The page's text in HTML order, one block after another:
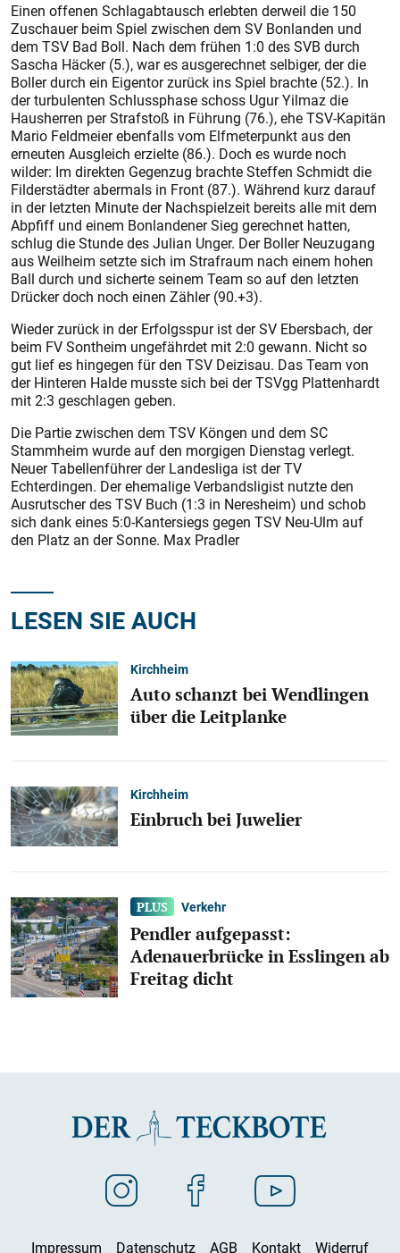
Einen offenen Schlagabtausch erlebten derweil die 150
Zuschauer beim Spiel zwischen dem SV Bonlanden und
dem TSV Bad Boll. Nach dem frühen 1:0 des SVB durch
Sascha Häcker (5.), war es ausgerechnet selbiger, der die
Boller durch ein Eigentor zurück ins Spiel brachte (52.). In
der turbulenten Schlussphase schoss Ugur Yilmaz die
Hausherren per Strafstoß in Führung (76.), ehe TSV-Kapitän
Mario Feldmeier ebenfalls vom Elfmeterpunkt aus den
erneuten Ausgleich erzielte (86.). Doch es wurde noch
wilder: Im direkten Gegenzug brachte Steffen Schmidt die
Filderstädter abermals in Front (87.). Während kurz darauf
in der letzten Minute der Nachspielzeit bereits alle mit dem
Abpfiff und einem Bonlandener Sieg gerechnet hatten,
schlug die Stunde des Julian Unger. Der Boller Neuzugang
aus Weilheim setzte sich im Strafraum nach einem hohen
Ball durch und sicherte seinem Team so auf den letzten
Drücker doch noch einen Zähler (90.+3).
Wieder zurück in der Erfolgsspur ist der SV Ebersbach, der
beim FV Sontheim ungefährdet mit 2:0 gewann. Nicht so
gut lief es hingegen für den TSV Deizisau. Das Team von
der Hinteren Halde musste sich bei der TSVgg Plattenhardt
mit 2:3 geschlagen geben.
Die Partie zwischen dem TSV Köngen und dem SC
Stammheim wurde auf den morgigen Dienstag verlegt.
Neuer Tabellenführer der Landesliga ist der TV
Echterdingen. Der ehemalige Verbandsligist nutzte den
Ausrutscher des TSV Buch (1:3 in Neresheim) und schob
sich dank eines 5:0-Kantersiegs gegen TSV Neu-Ulm auf
den Platz an der Sonne. Max Pradler
LESEN SIE AUCH
Kirchheim
Auto schanzt bei Wendlingen
über die Leitplanke
Kirchheim
Einbruch bei Juwelier
Verkehr
Pendler aufgepasst:
Adenauerbrücke in Esslingen ab
Freitag dicht
Impressum Datenschutz AGB Kontakt Widerruf